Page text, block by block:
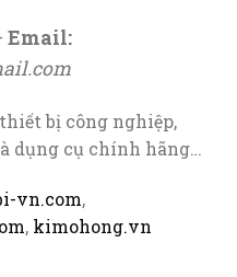
Email:
bị công nghiệp,
dụng cụ chính hãng…
vn.com,
, kimohong.vn